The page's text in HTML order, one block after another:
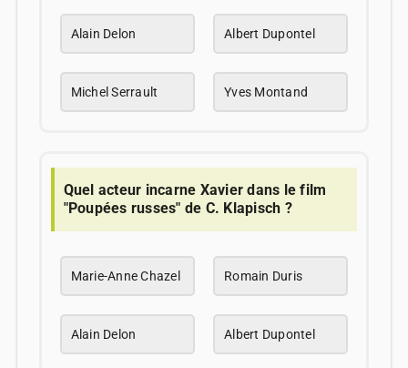
Alain Delon Albert Dupontel
Michel Serrault Yves Montand
Quel acteur incarne Xavier dans le film
"Poupées russes" de C. Klapisch ?
Marie-Anne Chazel Romain Duris
Alain Delon Albert Dupontel